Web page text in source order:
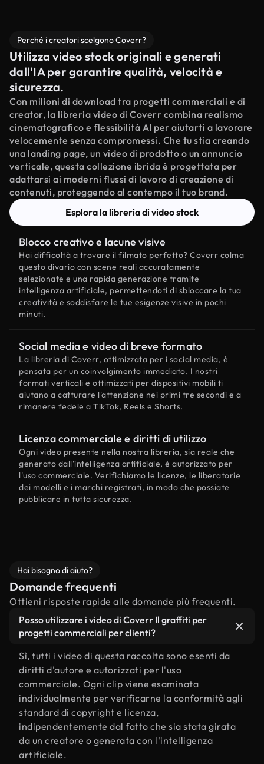
Perché i creatori scelgono Coverr?
Utilizza video stock originali e generati
dall'IA per garantire qualità, velocità e
sicurezza.
Con milioni di download tra progetti commerciali e di
creator, la libreria video di Coverr combina realismo
cinematografico e flessibilità AI per aiutarti a lavorare
velocemente senza compromessi. Che tu stia creando
una landing page, un video di prodotto o un annuncio
verticale, questa collezione ibrida è progettata per
adattarsi ai moderni flussi di lavoro di creazione di
contenuti, proteggendo al contempo il tuo brand.
Esplora la libreria di video stock
Blocco creativo e lacune visive
Hai difficoltà a trovare il filmato perfetto? Coverr colma
questo divario con scene reali accuratamente
selezionate e una rapida generazione tramite
intelligenza artificiale, permettendoti di sbloccare la tua
creatività e soddisfare le tue esigenze visive in pochi
minuti.
Social media e video di breve formato
La libreria di Coverr, ottimizzata per i social media, è
pensata per un coinvolgimento immediato. I nostri
formati verticali e ottimizzati per dispositivi mobili ti
aiutano a catturare l'attenzione nei primi tre secondi e a
rimanere fedele a TikTok, Reels e Shorts.
Licenza commerciale e diritti di utilizzo
Ogni video presente nella nostra libreria, sia reale che
generato dall'intelligenza artificiale, è autorizzato per
l'uso commerciale. Verifichiamo le licenze, le liberatorie
dei modelli e i marchi registrati, in modo che possiate
pubblicare in tutta sicurezza.
Hai bisogno di aiuto?
Domande frequenti
Ottieni risposte rapide alle domande più frequenti.
Posso utilizzare i video di Coverr Il graffiti per
progetti commerciali per clienti?
Sì, tutti i video di questa raccolta sono esenti da
diritti d'autore e autorizzati per l'uso
commerciale. Ogni clip viene esaminata
individualmente per verificarne la conformità agli
standard di copyright e licenza,
indipendentemente dal fatto che sia stata girata
da un creatore o generata con l'intelligenza
artificiale.